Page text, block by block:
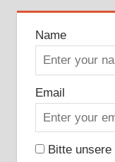
Name
Email
Bitte unsere